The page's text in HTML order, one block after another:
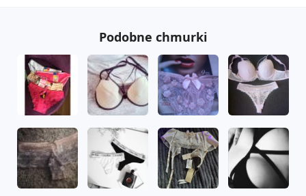
Podobne chmurki